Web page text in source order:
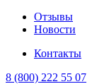
Отзывы
Новости
Контакты
8 (800) 222 55 07